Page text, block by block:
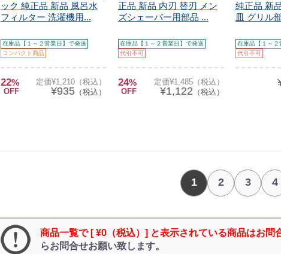
ック 純正品 新品 風呂水
フィルター 洗濯機用...
在庫品【１～２営業日】で発送
コンパクト商品
22%
OFF
定価¥1,210（税込）
¥935 （税込）
正品 新品 内刃 替刃 メン
ズシェーバー用部品 ...
在庫品【１～２営業日】で発送
代引不可
24%
OFF
定価¥1,485（税込）
¥1,122 （税込）
純正品 新
皿 グリル
在庫品【１～２
代引不可
1 2 3 4
商品一覧で [ ¥0（税込）] と表示されている商品はお問
らお問合せお願い致します。